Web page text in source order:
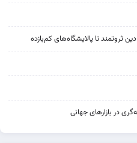
ثروتمند تا پالایشگاه‌های کم‌بازده
در بازارهای جهانی